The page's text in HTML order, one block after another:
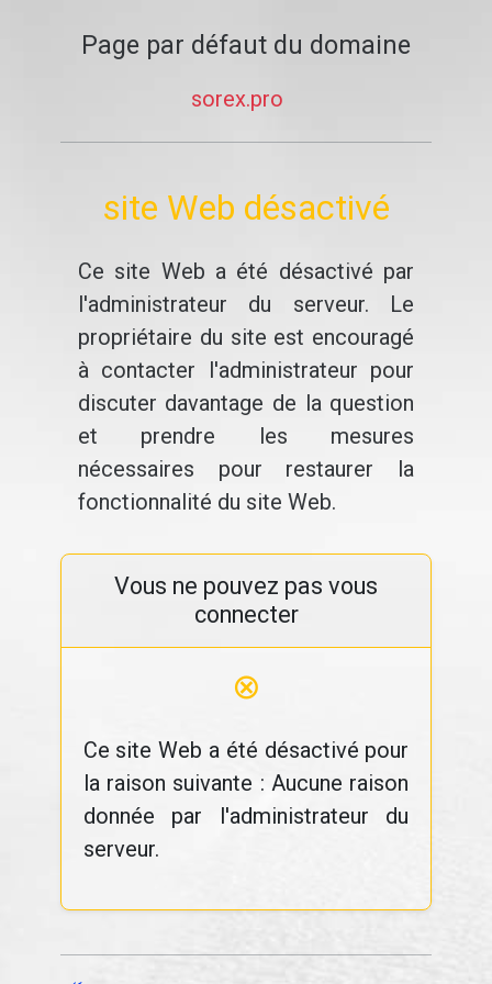
Page par défaut du domaine
sorex.pro
site Web désactivé
Ce site Web a été désactivé par
l'administrateur du serveur. Le
propriétaire du site est encouragé
à contacter l'administrateur pour
discuter davantage de la question
et prendre les mesures
nécessaires pour restaurer la
fonctionnalité du site Web.
Vous ne pouvez pas vous
connecter
⊗
Ce site Web a été désactivé pour
la raison suivante : Aucune raison
donnée par l'administrateur du
serveur.